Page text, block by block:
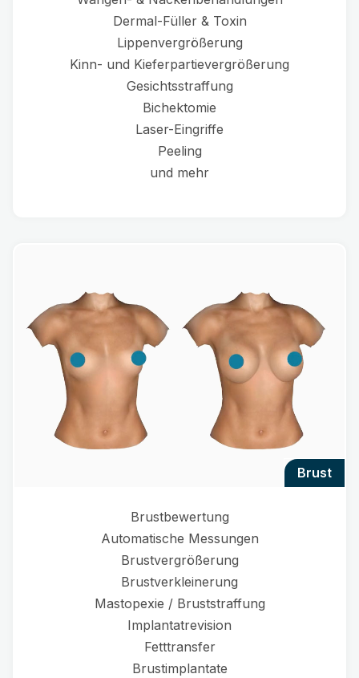
Dermal-Füller & Toxin
Lippenvergrößerung
Kinn- und Kieferpartievergrößerung
Gesichtsstraffung
Bichektomie
Laser-Eingriffe
Peeling
und mehr
brust
Brustbewertung
Automatische Messungen
Brustvergrößerung
Brustverkleinerung
Mastopexie / Bruststraffung
Implantatrevision
Fetttransfer
Brustimplantate